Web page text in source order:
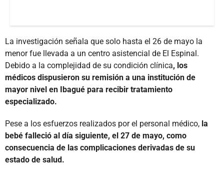
La investigación señala que solo hasta el 26 de mayo la
menor fue llevada a un centro asistencial de El Espinal.
Debido a la complejidad de su condición clínica, los
médicos dispusieron su remisión a una institución de
mayor nivel en Ibagué para recibir tratamiento
especializado.
Pese a los esfuerzos realizados por el personal médico, la
bebé falleció al día siguiente, el 27 de mayo, como
consecuencia de las complicaciones derivadas de su
estado de salud.